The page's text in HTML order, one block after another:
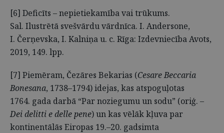
[6] Deficīts – nepietiekamība vai trūkums.
Sal. Ilustrētā svešvārdu vārdnīca. I. Andersone,
I. Čerņevska, I. Kalniņa u. c. Rīga: Izdevniecība Avots,
2019, 149. lpp.
[7] Piemēram, Čezāres Bekarias (Cesare Beccaria
Bonesana, 1738–1794) idejas, kas atspoguļotas
1764. gada darbā “Par noziegumu un sodu” (oriģ. –
Dei delitti e delle pene) un kas vēlāk kļuva par
kontinentālās Eiropas 19.–20. gadsimta